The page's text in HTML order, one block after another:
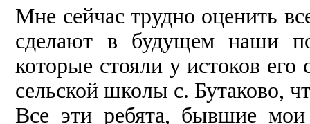
Мне сейчас трудно оценить
сделают в будущем наши
которые стояли у истоков
сельской школы с. Бутаково,
Все эти ребята, бывшие